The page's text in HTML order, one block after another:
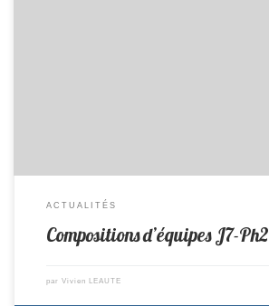
ACTUALITÉS
Compositions d’équipes J7-Ph2
par Vivien LEAUTE